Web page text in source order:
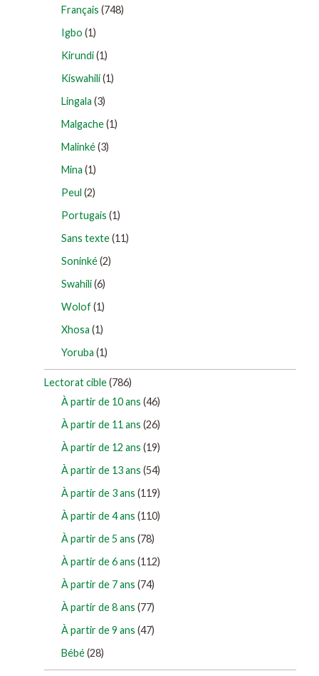
Français (748)
Igbo (1)
Kirundi(1)
Kiswahili(1)
Lingala (3)
Malgache(1)
Malinké(3)
Mina (1)
Peul (2)
Portugais (1)
Sans texte(11)
Soninké(2)
Swahili(6)
Wolof(1)
Xhosa (1)
Yoruba (1)
Lectorat cible(786)
À partir de 10 ans (46)
À partir de 11 ans (26)
À partir de 12 ans (19)
À partir de 13 ans (54)
À partir de 3 ans (119)
À partir de 4 ans (110)
À partir de 5 ans (78)
À partir de 6 ans (112)
À partir de 7 ans (74)
À partir de 8 ans (77)
À partir de 9 ans (47)
Bébé(28)